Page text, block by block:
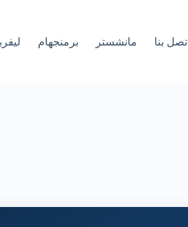
اتصل بنا مانشستر برمنجهام